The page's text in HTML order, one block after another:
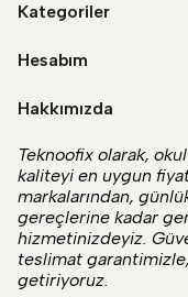
Kategoriler
Hesabım
Hakkımızda
Teknoofix olarak, okul
kaliteyi en uygun
markalarından,
gereçlerine kadar
hizmetinizdeyiz.
teslimat garantimizle,
getiriyoruz.